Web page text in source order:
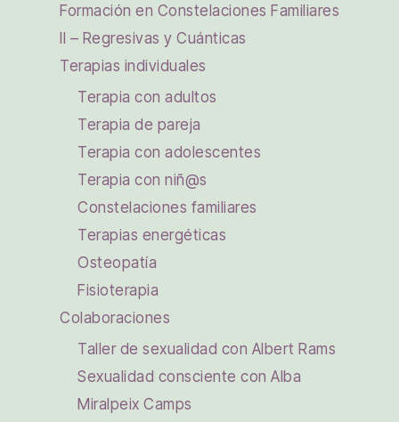
Formación en Constelaciones Familiares
II – Regresivas y Cuánticas
Terapias individuales
Terapia con adultos
Terapia de pareja
Terapia con adolescentes
Terapia con niñ@s
Constelaciones familiares
Terapias energéticas
Osteopatía
Fisioterapia
Colaboraciones
Taller de sexualidad con Albert Rams
Sexualidad consciente con Alba
Miralpeix Camps